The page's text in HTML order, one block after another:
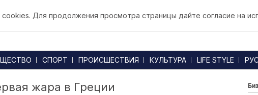
СПОРТ ПРОИСШЕСТВИЯ КУЛЬТУРА LIFE STYLE
жара в Греции
Для продолжения просмотра страницы дайте согласие на